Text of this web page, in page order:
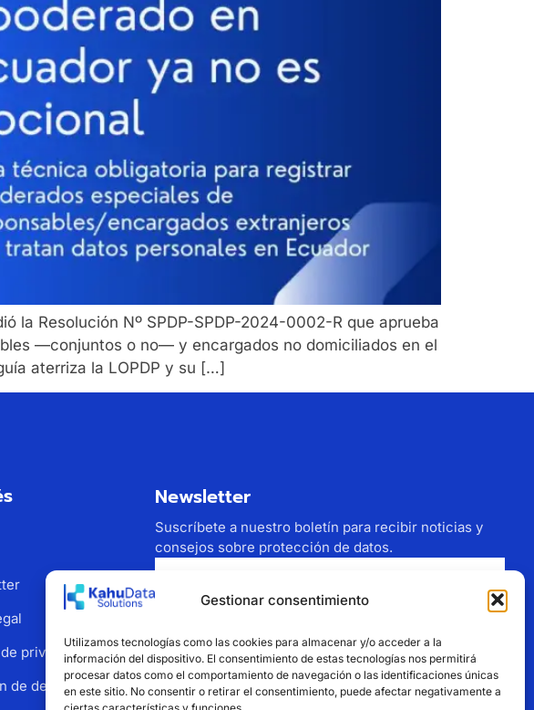
Gestionar consentimiento
Utilizamos tecnologías como las cookies para almacenar y/o acceder a la
información del dispositivo. El consentimiento de estas tecnologías nos permitirá
procesar datos como el comportamiento de navegación o las identificaciones únicas
en este sitio. No consentir o retirar el consentimiento, puede afectar negativamente a
la Resolución Nº SPDP-SPDP-2024-0002-R que aprueba
—conjuntos o no— y encargados no domiciliados en el
aterriza la LOPDP y su […]
privacidad
de derechos
Newsletter
Suscríbete a nuestro boletín para recibir noticias y
consejos sobre protección de datos.
correo electrónico
Suscribirse